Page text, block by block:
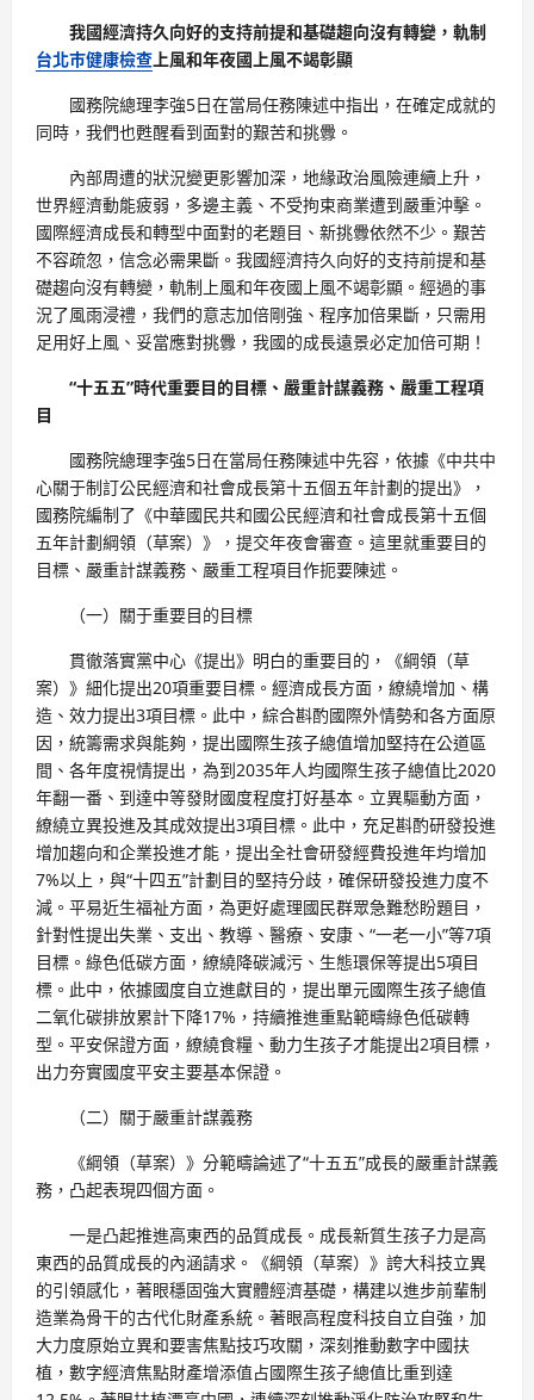
我國經濟持久向好的支持前提和基礎趨向沒有轉變，軌制
台北巿健康檢查上風和年夜國上風不竭彰顯
國務院總理李強5日在當局任務陳述中指出，在確定成就的
同時，我們也甦醒看到面對的艱苦和挑釁。
內部周遭的狀況變更影響加深，地緣政治風險連續上升，
世界經濟動能疲弱，多邊主義、不受拘束商業遭到嚴重沖擊。
國際經濟成長和轉型中面對的老題目、新挑釁依然不少。艱苦
不容疏忽，信念必需果斷。我國經濟持久向好的支持前提和基
礎趨向沒有轉變，軌制上風和年夜國上風不竭彰顯。經過的事
況了風雨浸禮，我們的意志加倍剛強、程序加倍果斷，只需用
足用好上風、妥當應對挑釁，我國的成長遠景必定加倍可期！
“十五五”時代重要目的目標、嚴重計謀義務、嚴重工程項
目
國務院總理李強5日在當局任務陳述中先容，依據《中共中
心關于制訂公民經濟和社會成長第十五個五年計劃的提出》，
國務院編制了《中華國民共和國公民經濟和社會成長第十五個
五年計劃綱領（草案）》，提交年夜會審查。這里就重要目的
目標、嚴重計謀義務、嚴重工程項目作扼要陳述。
（一）關于重要目的目標
貫徹落實黨中心《提出》明白的重要目的，《綱領（草
案）》細化提出20項重要目標。經濟成長方面，繚繞增加、構
造、效力提出3項目標。此中，綜合斟酌國際外情勢和各方面原
因，統籌需求與能夠，提出國際生孩子總值增加堅持在公道區
間、各年度視情提出，為到2035年人均國際生孩子總值比2020
年翻一番、到達中等發財國度程度打好基本。立異驅動方面，
繚繞立異投進及其成效提出3項目標。此中，充足斟酌研發投進
增加趨向和企業投進才能，提出全社會研發經費投進年均增加
7%以上，與“十四五”計劃目的堅持分歧，確保研發投進力度不
減。平易近生福祉方面，為更好處理國民群眾急難愁盼題目，
針對性提出失業、支出、教導、醫療、安康、“一老一小”等7項
目標。綠色低碳方面，繚繞降碳減污、生態環保等提出5項目
標。此中，依據國度自立進獻目的，提出單元國際生孩子總值
二氧化碳排放累計下降17%，持續推進重點範疇綠色低碳轉
型。平安保證方面，繚繞食糧、動力生孩子才能提出2項目標，
出力夯實國度平安主要基本保證。
（二）關于嚴重計謀義務
《綱領（草案）》分範疇論述了“十五五”成長的嚴重計謀義
務，凸起表現四個方面。
一是凸起推進高東西的品質成長。成長新質生孩子力是高
東西的品質成長的內涵請求。《綱領（草案）》誇大科技立異
的引領感化，著眼穩固強大實體經濟基礎，構建以進步前輩制
造業為骨干的古代化財產系統。著眼高程度科技自立自強，加
大力度原始立異和要害焦點技巧攻關，深刻推動數字中國扶
植，數字經濟焦點財產增添值占國際生孩子總值比重到達